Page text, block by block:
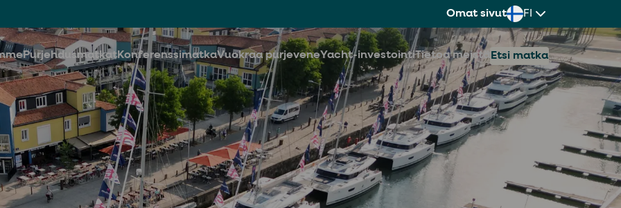
Omat sivut FI
PurjehdusmatkatKonferenssimatkaVuokraa purjeveneYacht-investointiTietoa meistä Etsi matka